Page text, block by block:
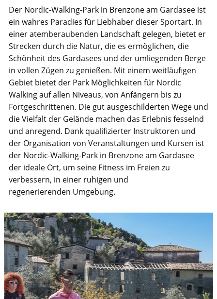
​Der Nordic-Walking-Park in Brenzone am Gardasee ist
ein wahres Paradies für Liebhaber dieser Sportart. In
einer atemberaubenden Landschaft gelegen, bietet er
Strecken durch die Natur, die es ermöglichen, die
Schönheit des Gardasees und der umliegenden Berge
in vollen Zügen zu genießen. Mit einem weitläufigen
Gebiet bietet der Park Möglichkeiten für Nordic
Walking auf allen Niveaus, von Anfängern bis zu
Fortgeschrittenen. Die gut ausgeschilderten Wege und
die Vielfalt der Gelände machen das Erlebnis fesselnd
und anregend. Dank qualifizierter Instruktoren und
der Organisation von Veranstaltungen und Kursen ist
der Nordic-Walking-Park in Brenzone am Gardasee
der ideale Ort, um seine Fitness im Freien zu
verbessern, in einer ruhigen und
regenerierenden Umgebung.